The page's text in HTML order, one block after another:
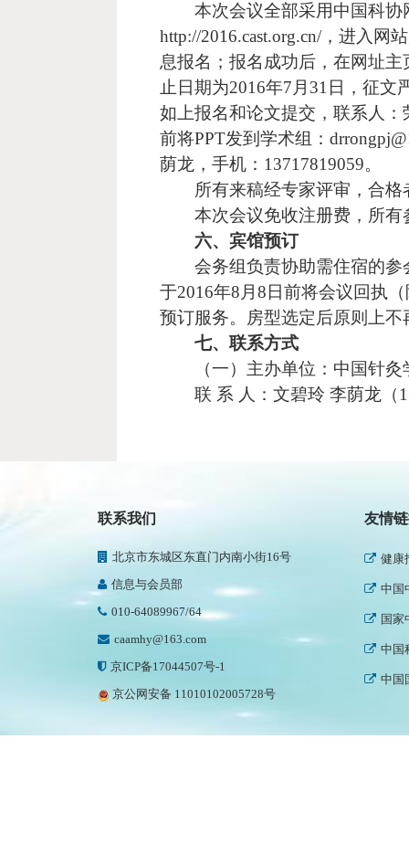
本次会议全部采用中国科
http://2016.cast.org.cn/，进入网
息报名；报名成功后，在网址
止日期为2016年7 月 31 日，征文
如上报名和论文提交，联系人：
前将PPT发到学术组：
荫龙，手机： 13717819059。
所有来稿经专家评审，合格
本次会议免收注册费，所
六、宾馆预订
会务组负责协助需住宿的
于2016年8 月8 日前将会议回执
预订服务。房型选定后原则上
七、联系方式
（一）主办单位：中国针灸
联 系 人：文碧玲 李荫龙（
联系我们
北京市东城区东直门内南小街16号
信息与会员部
010-64089967/64
caamhy@163.com
京ICP备17044507号-1
京公网安备 11010102005728号
友情
民政
世界
健康
中国
国家
中国
中国
中国